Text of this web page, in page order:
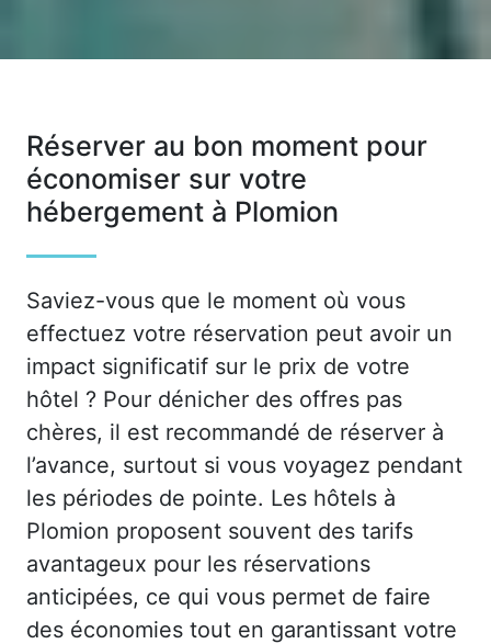
Réserver au bon moment pour
économiser sur votre
hébergement à Plomion
Saviez-vous que le moment où vous
effectuez votre réservation peut avoir un
impact significatif sur le prix de votre
hôtel ? Pour dénicher des offres pas
chères, il est recommandé de réserver à
l’avance, surtout si vous voyagez pendant
les périodes de pointe. Les hôtels à
Plomion proposent souvent des tarifs
avantageux pour les réservations
anticipées, ce qui vous permet de faire
des économies tout en garantissant votre